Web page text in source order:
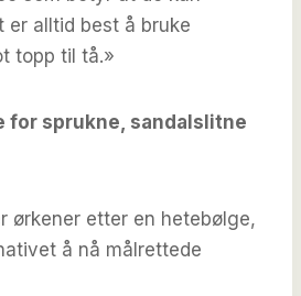
er alltid best å bruke
topp til tå.»
for sprukne, sandalslitne
ørkener etter en hetebølge,
å nå målrettede